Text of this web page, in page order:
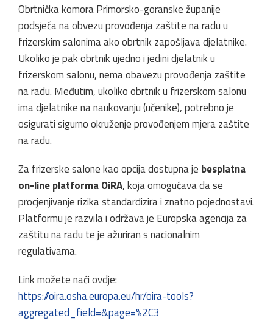
Obrtnička komora Primorsko-goranske županije
podsjeća na obvezu provođenja zaštite na radu u
frizerskim salonima ako obrtnik zapošljava djelatnike.
Ukoliko je pak obrtnik ujedno i jedini djelatnik u
frizerskom salonu, nema obavezu provođenja zaštite
na radu. Međutim, ukoliko obrtnik u frizerskom salonu
ima djelatnike na naukovanju (učenike), potrebno je
osigurati sigurno okruženje provođenjem mjera zaštite
na radu.
Za frizerske salone kao opcija dostupna je besplatna
on-line platforma OiRA, koja omogućava da se
procjenjivanje rizika standardizira i znatno pojednostavi.
Platformu je razvila i održava je Europska agencija za
zaštitu na radu te je ažuriran s nacionalnim
regulativama.
Link možete naći ovdje:
https://oira.osha.europa.eu/hr/oira-tools?
aggregated_field=&page=%2C3